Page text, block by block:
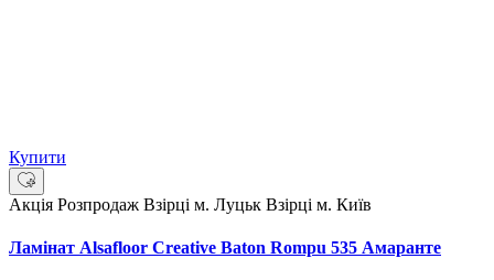
Купити
Акція Розпродаж Взірці м. Луцьк Взірці м. Київ
Ламінат Alsafloor Creative Baton Rompu 535 Амаранте